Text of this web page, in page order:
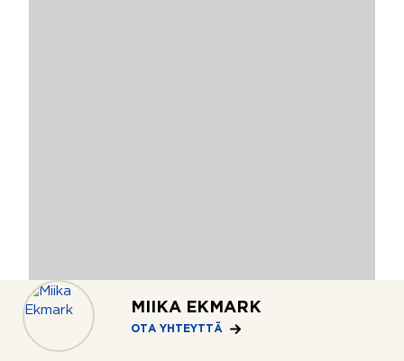
MIIKA EKMARK
OTA YHTEYTTÄ
Alppiharju, Helsinki
Aleksis Kiven katu 48